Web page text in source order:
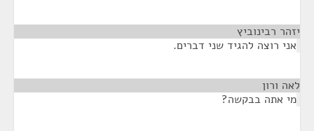
יזהר רבינוביץ
אני רוצה להגיד שני דברים.
לאה ורון
מי אתה בבקשה?